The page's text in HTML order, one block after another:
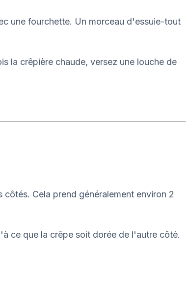
une fourchette. Un morceau d'essuie-tout
la crêpière chaude, versez une louche de
Cela prend généralement environ 2
ce que la crêpe soit dorée de l'autre côté.